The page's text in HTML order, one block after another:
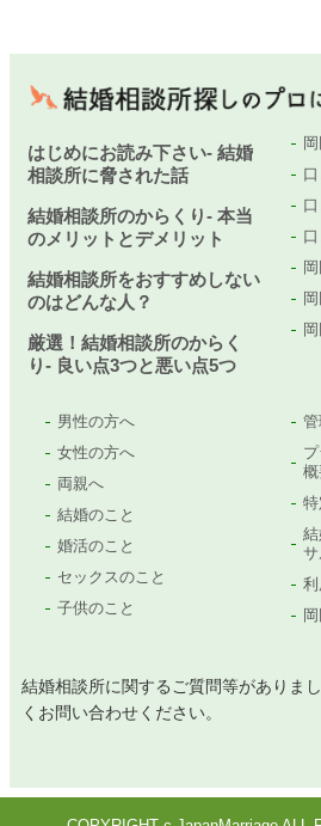
はじめにお読み下さい- 結婚
相談所に脅された話
結婚相談所のからくり- 本当
のメリットとデメリット
結婚相談所をおすすめしない
のはどんな人？
厳選！結婚相談所のからく
り- 良い点3つと悪い点5つ
男性の方へ
女性の方へ
両親へ
結婚のこと
婚活のこと
セックスのこと
子供のこと
結婚相談所に関するご質問等がありまし
くお問い合わせください。